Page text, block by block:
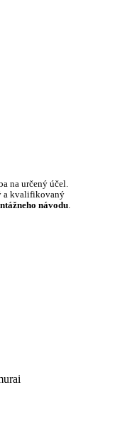
na určený účel.
a kvalifikovaný
návodu